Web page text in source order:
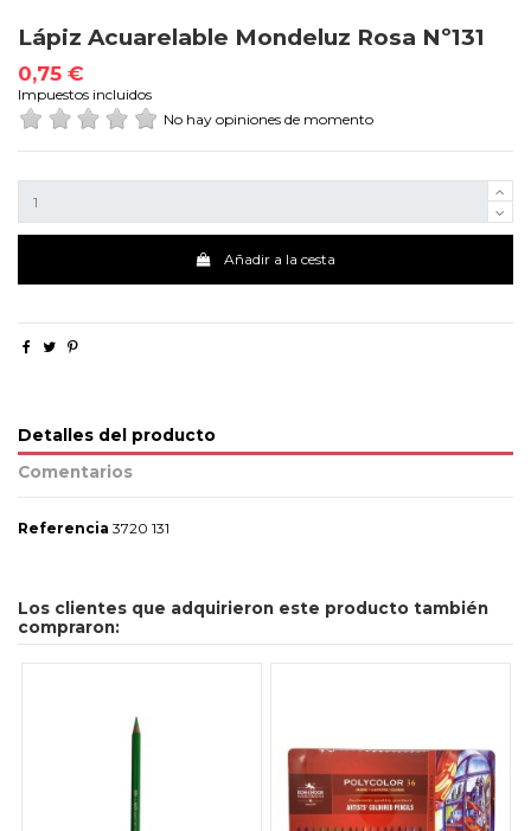
Lápiz Acuarelable Mondeluz Rosa Nº131
0,75 €
Impuestos incluidos
No hay opiniones de momento
Añadir a la cesta
Detalles del producto
Comentarios
Referencia 3720 131
Los clientes que adquirieron este producto también
compraron: